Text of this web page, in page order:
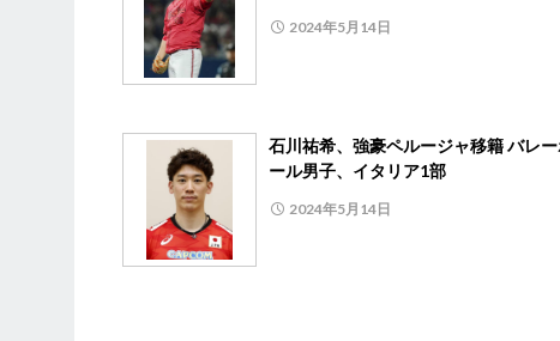
2024年5月14日
石川祐希、強豪ペルージャ移籍 バレ
ール男子、イタリア1部
2024年5月14日